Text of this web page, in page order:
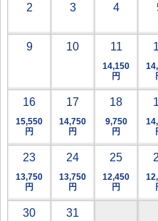
2 3 4
9 10 11
14,150
円
16
15,550
円
17
14,750
円
18
9,750
円
23
13,750
円
24
13,750
円
25
12,450
円
30 31